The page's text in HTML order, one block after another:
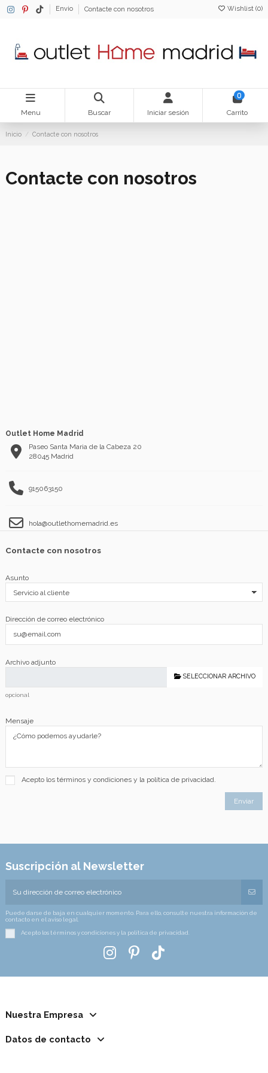
Envio Contacte con nosotros Wishlist (0)
Menu Buscar Iniciar sesión
0
Carrito
Inicio Contacte con nosotros
Contacte con nosotros
Outlet Home Madrid
Paseo Santa Maria de la Cabeza 20
28045 Madrid
915063150
hola@outlethomemadrid.es
Contacte con nosotros
Asunto
Dirección de correo electrónico
Archivo adjunto
SELECCIONAR ARCHIVO
opcional
Mensaje
Acepto los términos y condiciones y la política de privacidad.
Suscripción al Newsletter
Puede darse de baja en cualquier momento. Para ello, consulte nuestra información de
contacto en el aviso legal.
Acepto los términos y condiciones y la política de privacidad.
Nuestra Empresa
Datos de contacto